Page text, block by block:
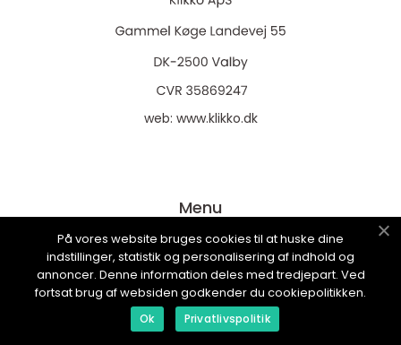
web: www.klikko.dk
Menu
Reklame
Om oss
Cookies
På vores website bruges cookies til at huske dine
indstillinger, statistik og personalisering af indhold og
annoncer. Denne information deles med tredjepart. Ved
fortsat brug af websiden godkender du cookiepolitikken.
Ok Privatlivspolitik